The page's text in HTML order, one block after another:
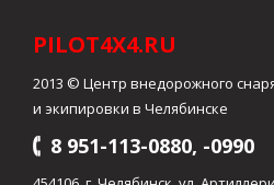
PILOT4X4.RU
2013 © Центр внедорожного
и экипировки в Челябинске
8 951-113-0880, -0990